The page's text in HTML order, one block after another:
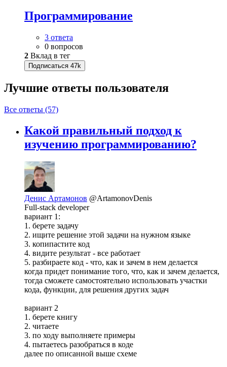
Программирование
3 ответа
0 вопросов
2 Вклад в тег
Подписаться 47k
Лучшие ответы пользователя
Все ответы (57)
Какой правильный подход к
изучению программированию?
Денис Артамонов @ArtamonovDenis
Full-stack developer
вариант 1:
1. берете задачу
2. ищите решение этой задачи на нужном языке
3. копипастите код
4. видите результат - все работает
5. разбираете код - что, как и зачем в нем делается
когда придет понимание того, что, как и зачем делается,
тогда сможете самостоятельно использовать участки
кода, функции, для решения других задач
вариант 2
1. берете книгу
2. читаете
3. по ходу выполняете примеры
4. пытаетесь разобраться в коде
далее по описанной выше схеме